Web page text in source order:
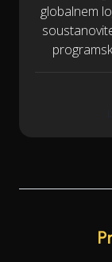
globalnem